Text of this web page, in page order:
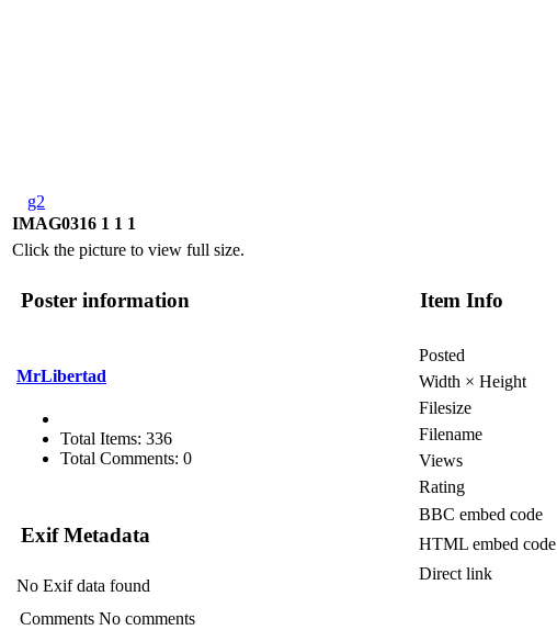
g2
IMAG0316 1 1 1
Click the picture to view full size.
Poster information Item Info
MrLibertad
Total Items: 336
Total Comments: 0
Posted
Width × Height
Filesize
Filename
Views
Rating
BBC embed code
HTML embed code
Direct link
Exif Metadata
No Exif data found
Comments No comments